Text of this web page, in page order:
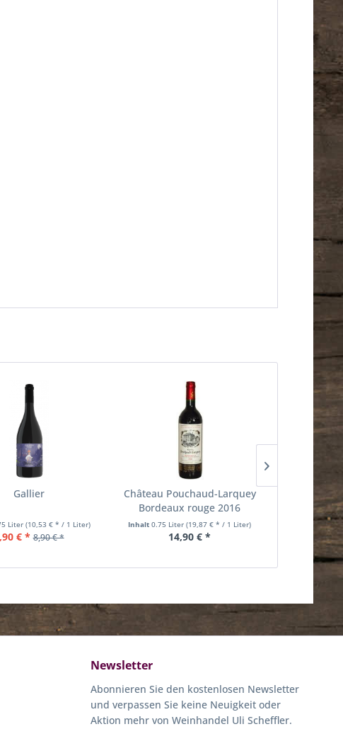
Gallier
Liter (10,53 € * / 1 Liter)
€ * 8,90 € *
Château Pouchaud-Larquey
Bordeaux rouge 2016
Inhalt0.75 Liter(19,87 € * / 1 Liter)
14,90 € *
0.75
Newsletter
Abonnieren Sie den kostenlosen Newsletter
und verpassen Sie keine Neuigkeit oder
Aktion mehr von Weinhandel Uli Scheffler.